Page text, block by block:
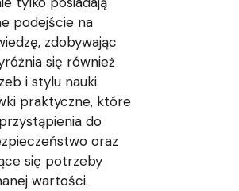
podejście na
zdobywając
się również
i stylu nauki.
praktyczne, które
do
oraz
się potrzeby
wartości.